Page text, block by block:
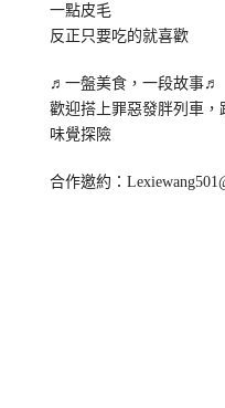
一點皮毛
反正只要吃的就喜歡
♬一盤美食，一段故事♬
歡迎搭上罪惡發胖列車，
味覺探險
合作邀約：